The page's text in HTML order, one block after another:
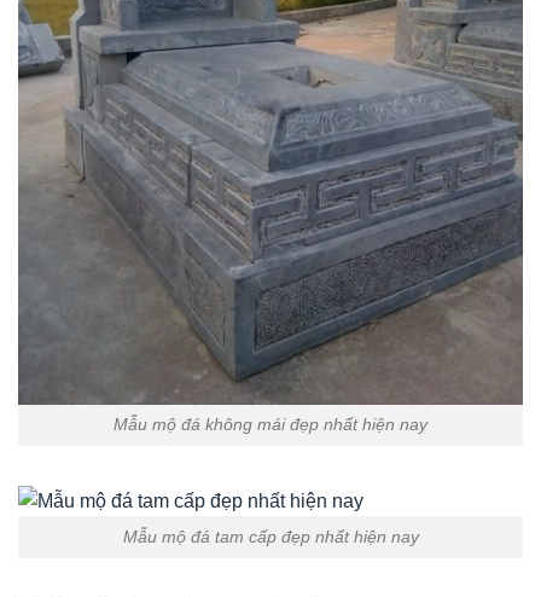
Mẫu mộ đá không mái đẹp nhất hiện nay
Mẫu mộ đá tam cấp đẹp nhất hiện nay